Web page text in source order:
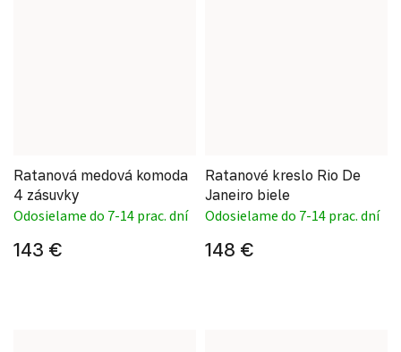
Ratanová medová komoda
4 zásuvky
Odosielame do 7-14 prac. dní
143 €
Ratanové kreslo Rio De
Janeiro biele
Odosielame do 7-14 prac. dní
148 €